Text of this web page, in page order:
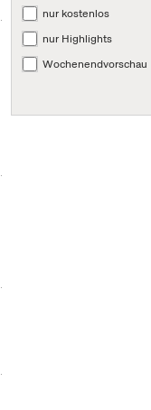
nur kostenlos
nur Highlights
Wochenendvorschau